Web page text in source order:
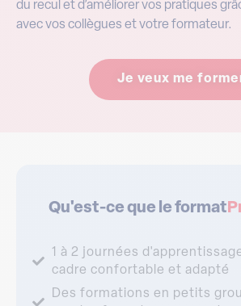
avec vos collègues et votre formateur.
Je veux me
cadre confortable et adapté
Des formations en petits
par des formateurs-experts